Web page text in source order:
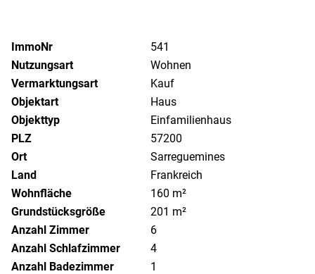
ImmoNr
541
Nutzungsart
Wohnen
Vermarktungsart
Kauf
Objektart
Haus
Objekttyp
Einfamilienhaus
PLZ
57200
Ort
Sarreguemines
Land
Frankreich
Wohnfläche
160 m²
Grundstücksgröße
201 m²
Anzahl Zimmer
6
Anzahl Schlafzimmer
4
Anzahl Badezimmer
1